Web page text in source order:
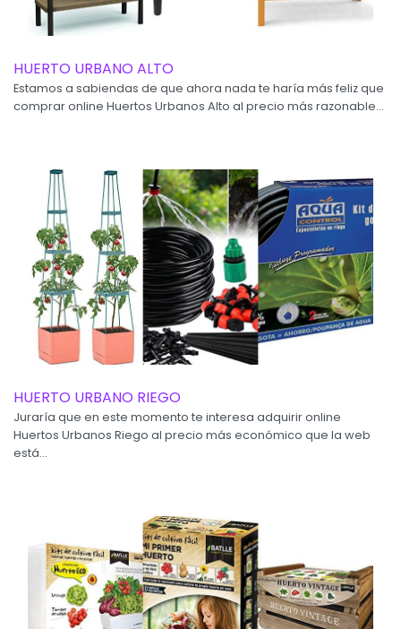
HUERTO URBANO ALTO
Estamos a sabiendas de que ahora nada te haría más feliz que
comprar online Huertos Urbanos Alto al precio más razonable...
HUERTO URBANO RIEGO
Juraría que en este momento te interesa adquirir online
Huertos Urbanos Riego al precio más económico que la web
está...